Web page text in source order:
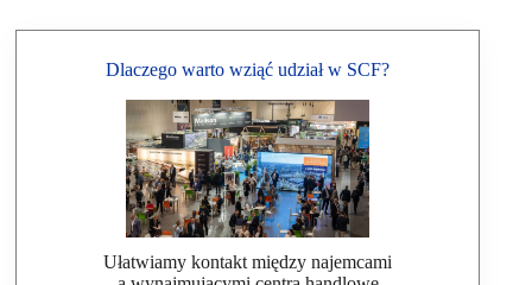
Dlaczego warto wziąć udział w SCF?
Ułatwiamy kontakt między najemcami